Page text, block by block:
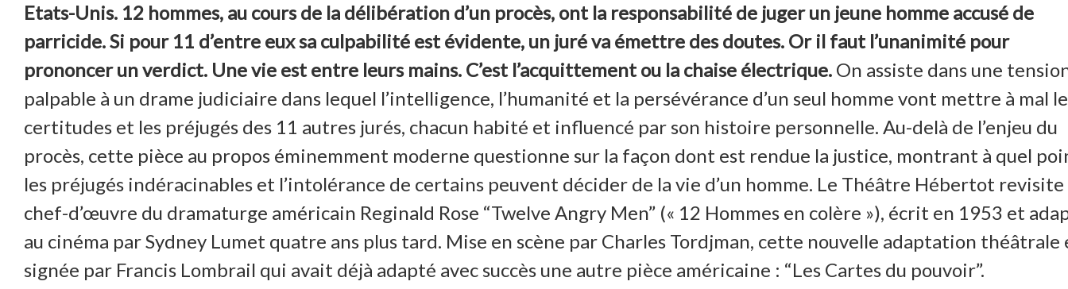
Etats-Unis. 12 hommes, au cours de la délibération d’un procès, ont la responsabilité de juger un jeune homme accusé de
parricide. Si pour 11 d’entre eux sa culpabilité est évidente, un juré va émettre des doutes. Or il faut l’unanimité pour
prononcer un verdict. Une vie est entre leurs mains. C’est l’acquittement ou la chaise électrique. On assiste dans une
palpable à un drame judiciaire dans lequel l’intelligence, l’humanité et la persévérance d’un seul homme vont mettre à mal
certitudes et les préjugés des 11 autres jurés, chacun habité et influencé par son histoire personnelle. Au-delà de l’enjeu du
procès, cette pièce au propos éminemment moderne questionne sur la façon dont est rendue la justice, montrant à quel
les préjugés indéracinables et l’intolérance de certains peuvent décider de la vie d’un homme. Le Théâtre Hébertot revisite
chef-d’œuvre du dramaturge américain Reginald Rose “Twelve Angry Men” (« 12 Hommes en colère »), écrit en 1953 et
au cinéma par Sydney Lumet quatre ans plus tard. Mise en scène par Charles Tordjman, cette nouvelle adaptation théâtrale
signée par Francis Lombrail qui avait déjà adapté avec succès une autre pièce américaine : “Les Cartes du pouvoir”.